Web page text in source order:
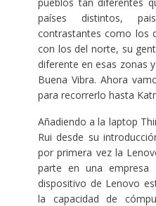
países distintos,
contrastantes como los
con los del norte, su
diferente en esas zonas
Buena Vibra. Ahora
para recorrerlo hasta
Añadiendo a la laptop
Rui desde su
por primera vez la
parte en una empresa
dispositivo de Lenovo
la capacidad de